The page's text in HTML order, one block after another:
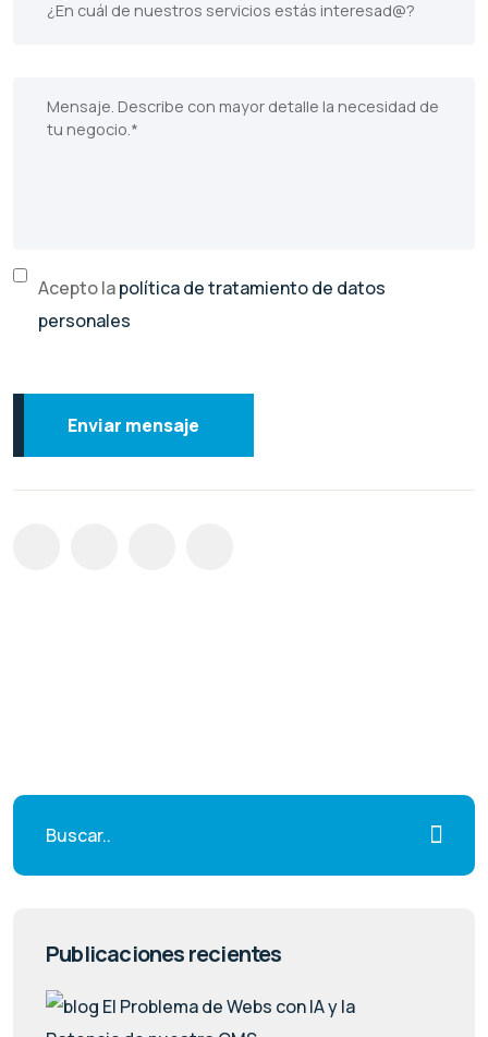
Acepto lapolítica de tratamiento de datos
personales
Enviar mensaje
Publicaciones recientes